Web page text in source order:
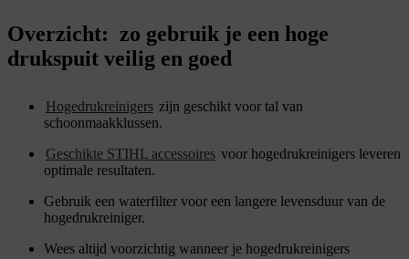
Overzicht: zo gebruik je een hoge
drukspuit veilig en goed
Hogedrukreinigers zijn geschikt voor tal van
schoonmaakklussen.
Geschikte STIHL accessoires voor hogedrukreinigers leveren
optimale resultaten.
Gebruik een waterfilter voor een langere levensduur van de
hogedrukreiniger.
Wees altijd voorzichtig wanneer je hogedrukreinigers